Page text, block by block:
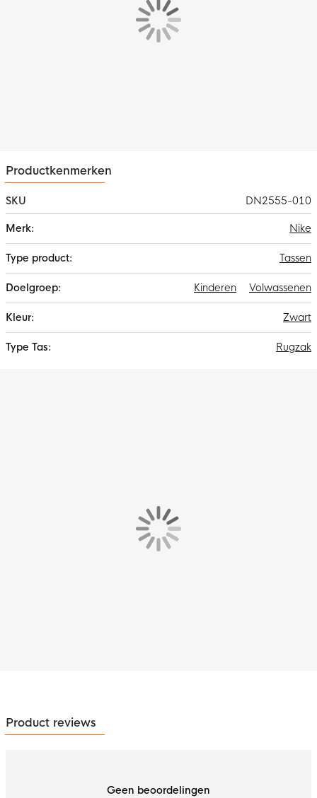
heeft de rugzak goed toegankelijke vakken, waaronder vakken
voor een bidon, zodat je je spullen eenvoudig kunt ordenen. De
gewatteerde schouderbanden en achtervlak zorgen voor
Productkenmerken
SKU
DN2555-010
informatie
Nike
Tassen
Volwassenen
Kinderen
Zwart
Rugzak
Product reviews
Geen beoordelingen